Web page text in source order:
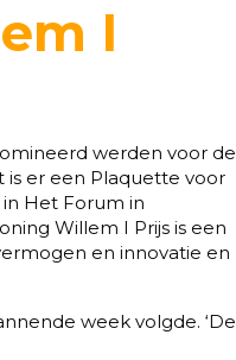
I
werden voor de
is er een Plaquette voor
Het Forum in
Willem I Prijs is een
en innovatie en
week volgde. ‘De